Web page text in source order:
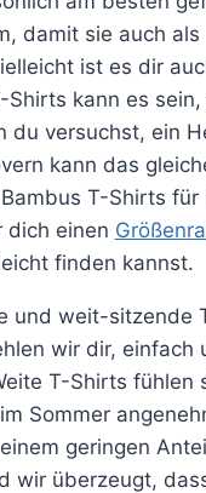
damit sie auch als
ist es dir
kann es sein,
du versuchst, ein
kann das
T-Shirts für
dich einen
finden kannst.
und weit-sitzende
wir dir, einfach
T-Shirts fühlen
Sommer
geringen
wir überzeugt,